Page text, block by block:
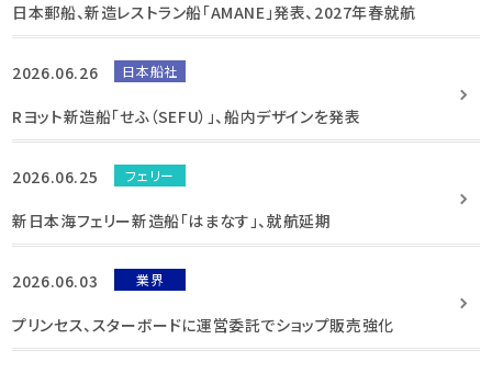
日本郵船、新造レストラン船「AMANE」発表、2027年春就航
2026.06.26 日本船社
Rヨット新造船「せふ（SEFU）」、船内デザインを発表
2026.06.25 フェリー
新日本海フェリー新造船「はまなす」、就航延期
2026.06.03 業界
プリンセス、スターボードに運営委託でショップ販売強化